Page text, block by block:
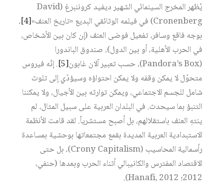
يُظهر المخرج السينمائي الشهير ديفيد كروننبرغ (David
Cronenberg) في فيلمه الوثائقي البديع «تاريخ العنف»‏
[4]
،
بوجه فاقع وسافر، تفعيل فوضى العنف (إن كان بين الأشخاص،
في الحرب الأهلية، أو بين الدول)، صندوق الباندورا
(Pandora’s Box)، حسب تعبير آلان غابون‏
[5]
. إنّه فيروس
متحوّل لا يمكن وقفه ولا يمكن احتواؤه وسيؤدّي إلى تلوث
شامل للجسم الاجتماعي، ويمكن توارثه بين الأجيال، ولا يمكننا
التنبؤ بما سيحدث. في البلدان العربية على سبيل المثال، لم
ينتهِ العنف باستقلالهم، بل أصبح مستشرياً. لقد قامت الأنظمة
الاستبدادية العربية المديدة بقمع مجتمعاتها بوحشية بمساعدة
رأسمالية المحاسيب (Crony Capitalism)، بل حتى
الاقتصاد المفترس والكانيبالي أثناء الحرب وبعدها (حنفي،
2012؛ Hanafi, 2012).